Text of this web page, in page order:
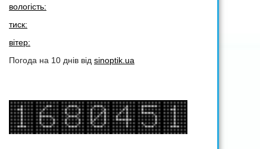
вологість:
тиск:
вітер:
Погода на 10 днів від sinoptik.ua